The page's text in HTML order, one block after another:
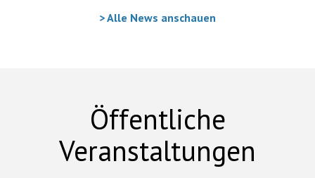
> Alle News anschauen
Öffentliche
Veranstaltungen